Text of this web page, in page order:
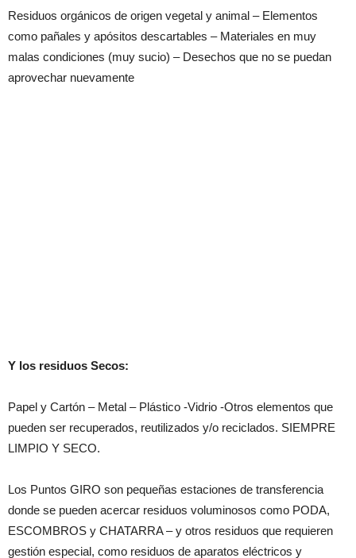
Residuos orgánicos de origen vegetal y animal – Elementos
como pañales y apósitos descartables – Materiales en muy
malas condiciones (muy sucio) – Desechos que no se puedan
aprovechar nuevamente
Y los residuos Secos:
Papel y Cartón – Metal – Plástico -Vidrio -Otros elementos que
pueden ser recuperados, reutilizados y/o reciclados. SIEMPRE
LIMPIO Y SECO.
Los Puntos GIRO son pequeñas estaciones de transferencia
donde se pueden acercar residuos voluminosos como PODA,
ESCOMBROS y CHATARRA – y otros residuos que requieren
gestión especial, como residuos de aparatos eléctricos y